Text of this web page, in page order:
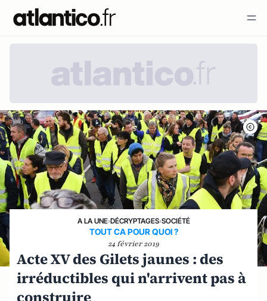
A LA UNE›DÉCRYPTAGES›SOCIÉTÉ
TOUT CA POUR QUOI ?
24 février 2019
Acte XV des Gilets jaunes : des
irréductibles qui n'arrivent pas à